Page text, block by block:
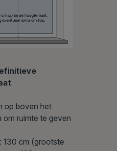
op boven het
om ruimte te geven
130 cm (grootste